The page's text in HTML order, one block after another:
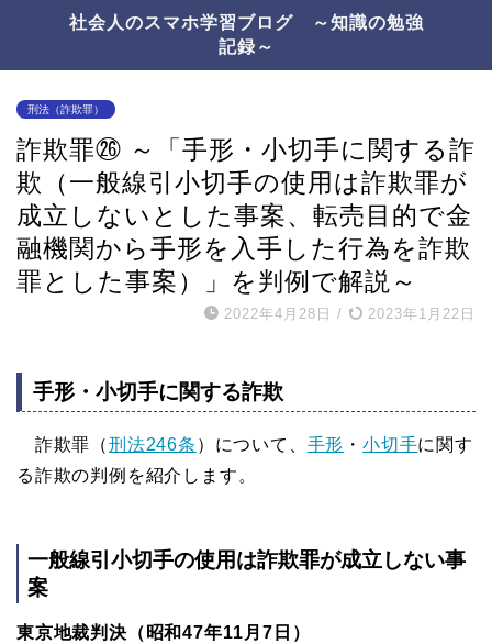
社会人のスマホ学習ブログ ～知識の勉強
記録～
刑法（詐欺罪）
詐欺罪㉖ ～「手形・小切手に関する詐
欺（一般線引小切手の使用は詐欺罪が
成立しないとした事案、転売目的で金
融機関から手形を入手した行為を詐欺
罪とした事案）」を判例で解説～
2022年4月28日 / 2023年1月22日
手形・小切手に関する詐欺
詐欺罪（刑法246条 ）について、 手形 ・小切手に関す
る詐欺の判例を紹介します。
一般線引小切手の使用は詐欺罪が成立しない事
案
東京地裁判決（昭和47年11月7日）